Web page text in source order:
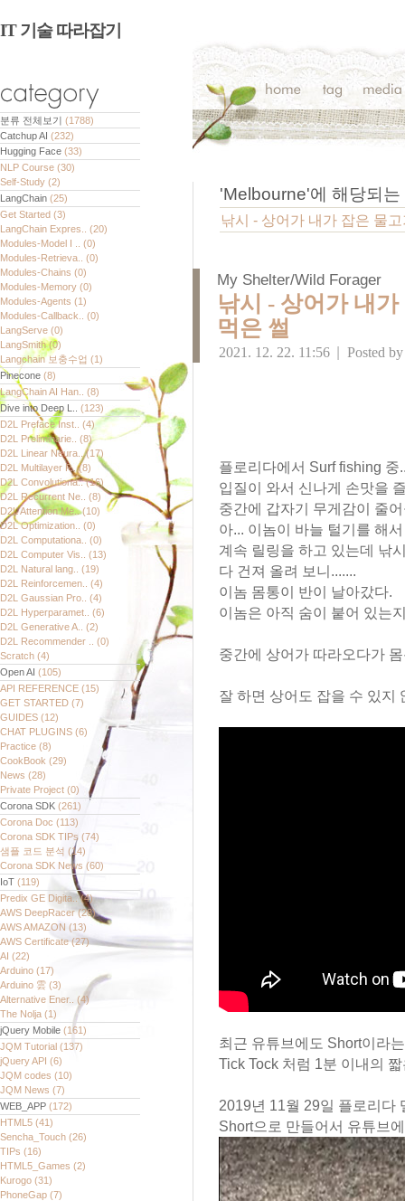
IT 기술 따라잡기
분류 전체보기 (1788)
Catchup AI (232)
Hugging Face (33)
NLP Course (30)
Self-Study (2)
LangChain (25)
Get Started (3)
LangChain Expres.. (20)
Modules-Model I .. (0)
Modules-Retrieva.. (0)
Modules-Chains (0)
Modules-Memory (0)
Modules-Agents (1)
Modules-Callback.. (0)
LangServe (0)
LangSmith(0)
Langchain 보충수업 (1)
Pinecone (8)
LangChain AI Han.. (8)
Dive into Deep L.. (123)
D2L Preface Inst.. (4)
D2L Preliminarie.. (8)
D2L Linear Neura..(17)
D2L Multilayer P..(8)
D2L Convolutiona..(16)
D2L Recurrent Ne.. (8)
D2L Attention Me..(10)
D2L Optimization.. (0)
D2L Computationa.. (0)
D2L Computer Vis.. (13)
D2L Natural lang.. (19)
D2L Reinforcemen.. (4)
D2L Gaussian Pro.. (4)
D2L Hyperparamet.. (6)
D2L Generative A.. (2)
D2L Recommender .. (0)
Scratch (4)
Open AI (105)
API REFERENCE (15)
GET STARTED (7)
GUIDES (12)
CHAT PLUGINS (6)
Practice (8)
CookBook (29)
News (28)
Private Project (0)
Corona SDK (261)
Corona Doc (113)
Corona SDK TIPs (74)
샘플 코드 분석 (14)
Corona SDK News (60)
IoT (119)
Predix GE Digita..(4)
AWS DeepRacer(28)
AWS AMAZON (13)
AWS Certificate(27)
AI (22)
Arduino (17)
Arduino 雲 (3)
Alternative Ener.. (4)
The Nolja (1)
jQuery Mobile (161)
JQM Tutorial (137)
jQuery API (6)
JQM codes (10)
JQM News (7)
WEB_APP (172)
HTML5 (41)
Sencha_Touch (26)
TIPs (16)
HTML5_Games (2)
Kurogo (31)
PhoneGap (7)
'Melbourne'에 해당되
낚시 - 상어가 내가 잡은 물
My Shelter/Wild Forager
낚시 - 상어가 내
먹은 썰
2021. 12. 22. 11:56 Posted
플로리다에서 Surf fishing 중
입질이 와서 신나게 손맛을
중간에 갑자기 무게감이 줄
아... 이놈이 바늘 털기를 해
계속 릴링을 하고 있는데 낚
다 건져 올려 보니.......
이놈 몸통이 반이 날아갔다.
이놈은 아직 숨이 붙어 있는
중간에 상어가 따라오다가
잘 하면 상어도 잡을 수 있지
최근 유튜브에도 Short이라
Tick Tock 처럼 1분 이내의
2019년 11월 29일 플로리다
Short으로 만들어서 유튜브